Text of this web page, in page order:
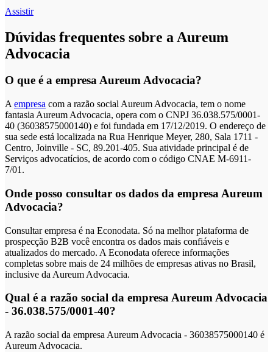
Assistir
Dúvidas frequentes sobre a Aureum
Advocacia
O que é a empresa Aureum Advocacia?
A empresa com a razão social Aureum Advocacia, tem o nome
fantasia Aureum Advocacia, opera com o CNPJ 36.038.575/0001-
40 (36038575000140) e foi fundada em 17/12/2019. O endereço de
sua sede está localizada na Rua Henrique Meyer, 280, Sala 1711 -
Centro, Joinville - SC, 89.201-405. Sua atividade principal é de
Serviços advocatícios, de acordo com o código CNAE M-6911-
7/01.
Onde posso consultar os dados da empresa Aureum
Advocacia?
Consultar empresa é na Econodata. Só na melhor plataforma de
prospecção B2B você encontra os dados mais confiáveis e
atualizados do mercado. A Econodata oferece informações
completas sobre mais de 24 milhões de empresas ativas no Brasil,
inclusive da Aureum Advocacia.
Qual é a razão social da empresa Aureum Advocacia
- 36.038.575/0001-40?
A razão social da empresa Aureum Advocacia - 36038575000140 é
Aureum Advocacia.